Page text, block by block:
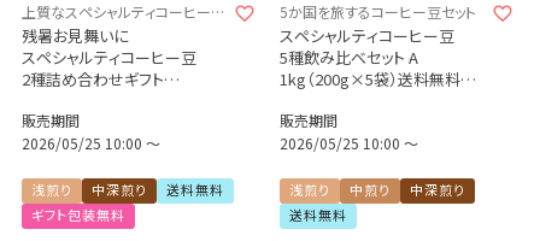
上質なスペシャルティコーヒーを
贈りませんか？
残暑お見舞いに
スペシャルティコーヒー豆
2種詰め合わせギフト
ス（浅煎り）200g
コロンビア カーニャドゥルセ
販売期間
2026/05/25 10:00 〜
浅煎り 中深煎り
送料無料
ギフト包装無料
5か国を旅するコーヒー豆セット
スペシャルティコーヒー豆
5種飲み比べセット A
1kg（200g×5袋）送料無料
ケニア・コロンビア・インドネシ
ア）
シングルオリジン 煎りたて 新
鮮コーヒー豆 自家焙煎
販売期間
2026/05/25 10:00〜
浅煎り 中煎り
中深煎り
送料無料